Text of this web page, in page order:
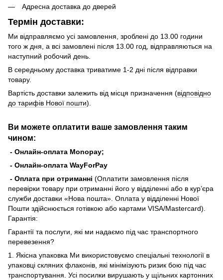
Адресна доставка до дверей
Термін доставки:
Ми відправляємо усі замовлення, зроблені до 13.00 години
того ж дня, а всі замовлені після 13.00 год, відправляються на
наступний робочий день.
В середньому доставка триватиме 1-2 дні після відправки
товару.
Вартість доставки залежить від місця призначення (відповідно
до тарифів Нової пошти).
Ви можете оплатити ваше замовлення таким
чином:
- Онлайн-оплата Monopay;
- Онлайн-оплата WayForPay
- Оплата при отриманні (Оплатити замовлення після
перевірки товару при отриманні його у відділенні або в кур’єра
служби доставки «Нова пошта». Оплата у відділенні Нової
Пошти здійснюється готівкою або картами VISA/Mastercard).
Гарантія:
Гарантії та послуги, які ми надаємо під час транспортного
перевезення?
1. Якісна упаковка Ми використовуємо спеціальні технології в
упаковці скляних флаконів, які мінімізують ризик бою під час
транспортування. Усі посилки вирушають у щільних картонних